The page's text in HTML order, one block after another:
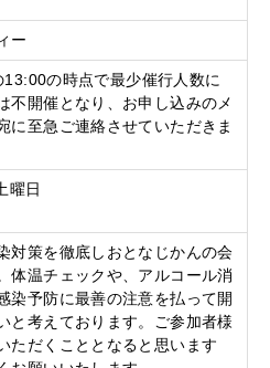
ー
13:00の時点で最少催行人数に
不開催となり、お申し込みのメ
に至急ご連絡させていただきま
曜日
対策を徹底しおとなじかんの会
体温チェックや、アルコール消
染予防に最善の注意を払って開
と考えております。ご参加者様
ただくこととなると思います